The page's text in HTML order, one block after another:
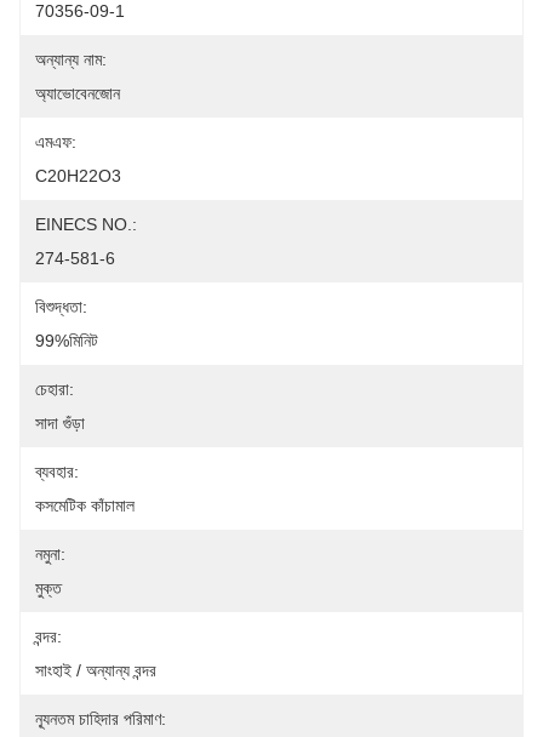
70356-09-1
অন্যান্য নাম:
অ্যাভোবেনজোন
এমএফ:
C20H22O3
EINECS NO.:
274-581-6
বিশুদ্ধতা:
99%মিনিট
চেহারা:
সাদা গুঁড়া
ব্যবহার:
কসমেটিক কাঁচামাল
নমুনা:
মুক্ত
বন্দর:
সাংহাই / অন্যান্য বন্দর
ন্যূনতম চাহিদার পরিমাণ: